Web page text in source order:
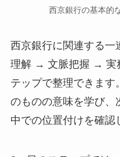
西京銀行の基本的
西京銀行に関連する一
理解 → 文脈把握 → 実
テップで整理できます
のものの意味を学び、
中での位置付けを確認